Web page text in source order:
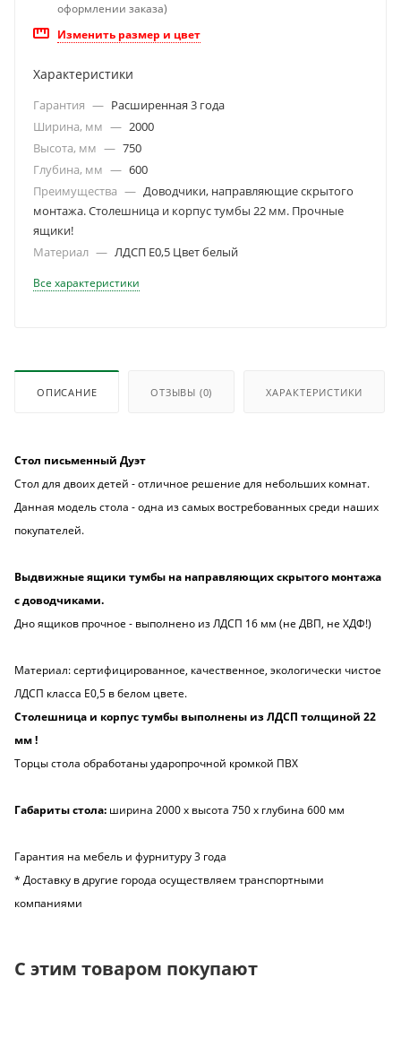
оформлении заказа)
Изменить размер и цвет
Характеристики
Гарантия — Расширенная 3 года
Ширина, мм — 2000
Высота, мм — 750
Глубина, мм — 600
Преимущества — Доводчики, направляющие скрытого
монтажа. Столешница и корпус тумбы 22 мм. Прочные
ящики!
Материал — ЛДСП Е0,5 Цвет белый
Все характеристики
ОПИСАНИЕ ОТЗЫВЫ (0) ХАРАКТЕРИСТИКИ
Стол письменный Дуэт
Стол для двоих детей - отличное решение для небольших комнат.
Данная модель стола - одна из самых востребованных среди наших
покупателей.
Выдвижные ящики тумбы на направляющих скрытого монтажа
с доводчиками.
Дно ящиков прочное - выполнено из ЛДСП 16 мм (не ДВП, не ХДФ!)
Материал: сертифицированное, качественное, экологически чистое
ЛДСП класса Е0,5 в белом цвете.
Столешница и корпус тумбы выполнены из ЛДСП толщиной 22
мм !
Торцы стола обработаны ударопрочной кромкой ПВХ
Габариты стола: ширина 2000 х высота 750 х глубина 600 мм
Гарантия на мебель и фурнитуру 3 года
* Доставку в другие города осуществляем транспортными
компаниями
С этим товаром покупают